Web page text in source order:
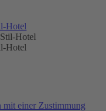
Hotel
Hotel
mit einer Zustimmung